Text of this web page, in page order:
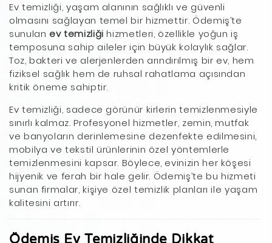
Ev temizliği, yaşam alanının sağlıklı ve güvenli
olmasını sağlayan temel bir hizmettir. Ödemiş’te
sunulan ev temizliği hizmetleri, özellikle yoğun iş
temposuna sahip aileler için büyük kolaylık sağlar.
Toz, bakteri ve alerjenlerden arındırılmış bir ev, hem
fiziksel sağlık hem de ruhsal rahatlama açısından
kritik öneme sahiptir.
Ev temizliği, sadece görünür kirlerin temizlenmesiyle
sınırlı kalmaz. Profesyonel hizmetler, zemin, mutfak
ve banyoların derinlemesine dezenfekte edilmesini,
mobilya ve tekstil ürünlerinin özel yöntemlerle
temizlenmesini kapsar. Böylece, evinizin her köşesi
hijyenik ve ferah bir hale gelir. Ödemiş’te bu hizmeti
sunan firmalar, kişiye özel temizlik planları ile yaşam
kalitesini artırır.
Ödemiş Ev Temizliğinde Dikkat